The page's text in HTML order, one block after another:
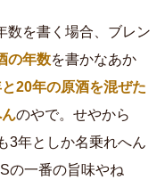
数を書く場合、ブレン
の年数を書かなあか
20年の原酒を混ぜた
のやで。せやから
3年としか名乗れへん
の一番の旨味やね